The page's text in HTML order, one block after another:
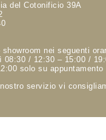
del Cotonificio 39A
nei seguenti
08:30 / 12:30 – 15:00 /
solo su appuntamento
servizio vi